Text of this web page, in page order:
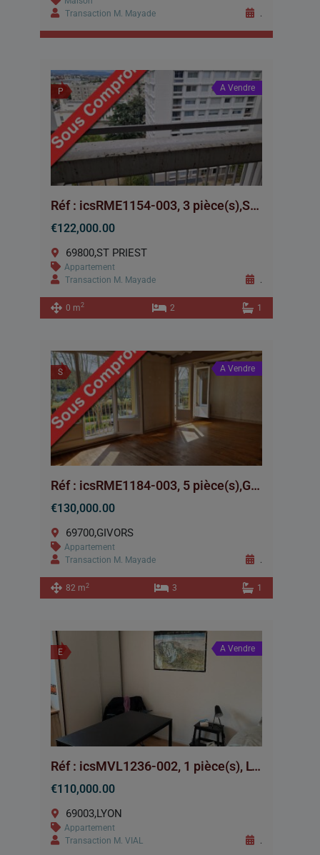
Transaction M. Mayade
.
P A Vendre
Réf : icsRME1154-003, 3 pièce(s),ST PRIEST
€122,000.00
69800,ST PRIEST
Appartement
Transaction M. Mayade
0 m2 2 1
S A Vendre
Réf : icsRME1184-003, 5 pièce(s),GIVORS
€130,000.00
69700,GIVORS
Appartement
Transaction M. Mayade
.
82 m2 3 1
E A Vendre
Réf : icsMVL1236-002, 1 pièce(s), LYON
€110,000.00
69003,LYON
Appartement
Transaction M. VIAL
.